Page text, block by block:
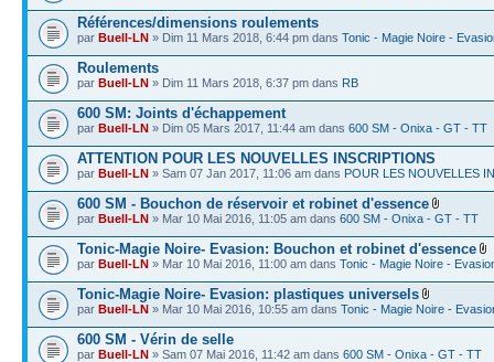
Références/dimensions roulements
par Buell-LN » Dim 11 Mars 2018, 6:44 pm dans Tonic - Magie Noire -
Roulements
par Buell-LN » Dim 11 Mars 2018, 6:37 pm dans RB
600 SM: Joints d'échappement
par Buell-LN » Dim 05 Mars 2017, 11:44 am dans 600 SM - Onixa - GT - TT
ATTENTION POUR LES NOUVELLES INSCRIPTIONS
par Buell-LN » Sam 07 Jan 2017, 11:06 am dans POUR LES NOUVELLES
600 SM - Bouchon de réservoir et robinet d'essence
par Buell-LN » Mar 10 Mai 2016, 11:05 am dans 600 SM - Onixa - GT - TT
Tonic-Magie Noire- Evasion: Bouchon et robinet d'essence
par Buell-LN » Mar 10 Mai 2016, 11:00 am dans Tonic - Magie Noire -
Tonic-Magie Noire- Evasion: plastiques universels
par Buell-LN » Mar 10 Mai 2016, 10:55 am dans Tonic - Magie Noire -
600 SM - Vérin de selle
par Buell-LN » Sam 07 Mai 2016, 11:42 am dans 600 SM - Onixa - GT - TT